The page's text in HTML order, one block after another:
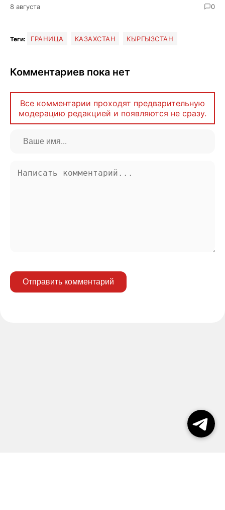
8 августа 0
Теги: ГРАНИЦА КАЗАХСТАН КЫРГЫЗСТАН
Комментариев пока нет
Все комментарии проходят предварительную
модерацию редакцией и появляются не сразу.
Отправить комментарий